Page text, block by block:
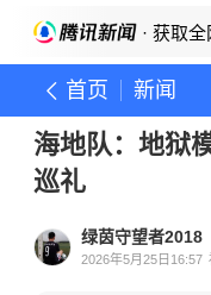
· 获取
首页 新闻
海地队：地狱
巡礼
绿茵守望者2018
2026年5月25日16:57